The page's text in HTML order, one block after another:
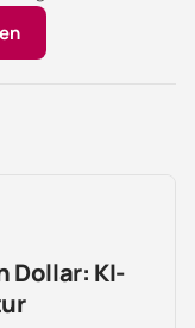
Dollar: KI-